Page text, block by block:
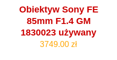
Obiektyw Sony FE
85mm F1.4 GM
1830023 używany
3749.00 zł